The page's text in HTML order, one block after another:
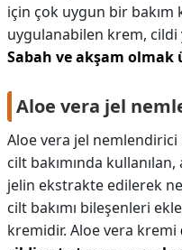
için çok uygun bir bakım
uygulanabilen krem,
Sabah ve akşam olmak
Aloe vera jel
Aloe vera jel nemlendirici
cilt bakımında
jelin ekstrakte edilerek
cilt bakımı bileşenleri
kremidir. Aloe vera kremi